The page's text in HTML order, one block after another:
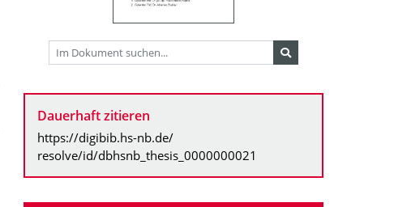
Dauerhaft zitieren
https://digibib.hs-nb.de/
resolve/id/dbhsnb_thesis_0000000021